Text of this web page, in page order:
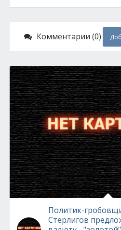
Комментарии (0)
Политик-
Стерлигов